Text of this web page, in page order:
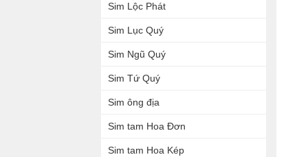
Sim Lộc Phát
Sim Lục Quý
Sim Ngũ Quý
Sim Tứ Quý
Sim ông địa
Sim tam Hoa Đơn
Sim tam Hoa Kép